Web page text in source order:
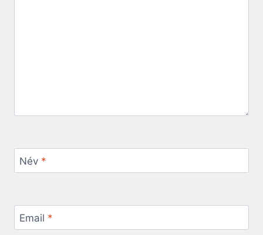
Név *
Email *